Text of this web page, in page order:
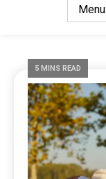
Menu
5 MINS READ